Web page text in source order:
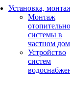
Установка,
Монтаж
системы в
частном
Устройство
систем